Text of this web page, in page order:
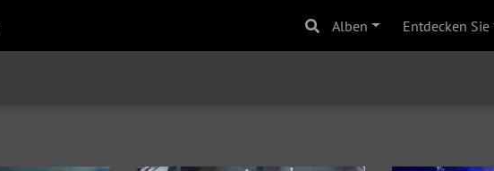
Alben Entdecken Sie